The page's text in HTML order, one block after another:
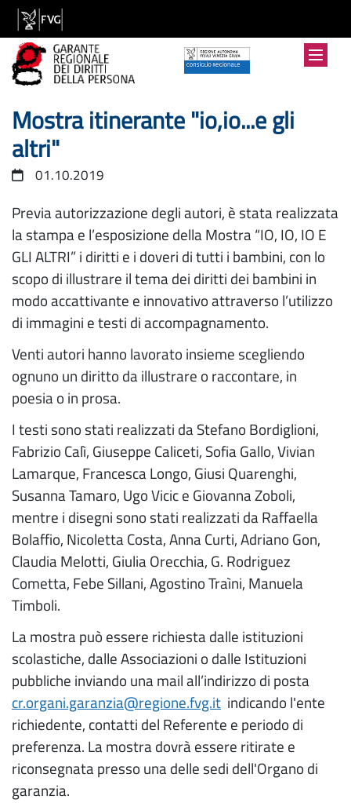
Mostra itinerante "io,io...e gli
altri"
01.10.2019
Previa autorizzazione degli autori, è stata realizzata
la stampa e l’esposizione della Mostra “IO, IO, IO E
GLI ALTRI” i diritti e i doveri di tutti i bambini, con lo
scopo di illustrare il tema dei diritti dei bambini in
modo accattivante e innovativo attraverso l’utilizzo
di immagini e testi di accompagnamento.
Venti autori hanno lavorato insieme scegliendo
ognuno un diritto da illustrare o raccontare, in
poesia o in prosa.
I testi sono stati realizzati da Stefano Bordiglioni,
Fabrizio Calì, Giuseppe Caliceti, Sofia Gallo, Vivian
Lamarque, Francesca Longo, Giusi Quarenghi,
Susanna Tamaro, Ugo Vicic e Giovanna Zoboli,
mentre i disegni sono stati realizzati da Raffaella
Bolaffio, Nicoletta Costa, Anna Curti, Adriano Gon,
Claudia Melotti, Giulia Orecchia, G. Rodriguez
Cometta, Febe Sillani, Agostino Traìni, Manuela
Timboli.
La mostra può essere richiesta dalle istituzioni
scolastiche, dalle Associazioni o dalle Istituzioni
pubbliche inviando una mail all’indirizzo di posta
cr.organi.garanzia@regione.fvg.it indicando l'ente
richiedente, contatti del Referente e periodo di
preferenza. La mostra dovrà essere ritirate e
riconsegnata presso una delle sedi dell'Organo di
garanzia.